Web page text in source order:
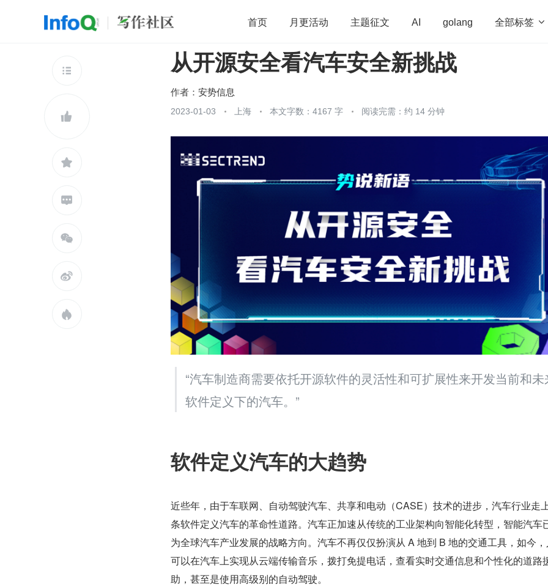
首页 月更活动 主题征文 AI golang 全部标签 
开源 架构 OpenHarmony 算法 学习方法
团队管理
查看更多







从开源安全看汽车安全新挑战
作者： 安势信息
2023-01-03 上海 本文字数：4167 字 阅读完需：约 14 分钟
“汽车制造商需要依托开源软件的灵活性和可扩展性来开发当前和未
软件定义下的汽车。”
软件定义汽车的大趋势
近些年，由于车联网、自动驾驶汽车、共享和电动（CASE）技术的进步，汽车行业走
条软件定义汽车的革命性道路。汽车正加速从传统的工业架构向智能化转型，智能汽车
为全球汽车产业发展的战略方向。汽车不再仅仅扮演从 A 地到 B 地的交通工具，如今
可以在汽车上实现从云端传输音乐，拨打免提电话，查看实时交通信息和个性化的道路
助，甚至是使用高级别的自动驾驶。